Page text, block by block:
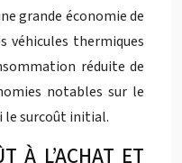
grande économie de
véhicules thermiques
réduite de
notables sur le
le surcoût initial.
À L’ACHAT ET